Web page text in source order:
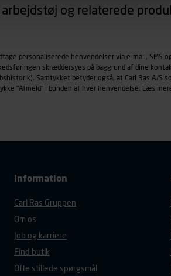
af vores platforme (hjemmeside og
browsertype, søgeord, IP-
der anvendes.
arbejdstøj og relaterede
personaliserede henvendelser via e-mail, SMS
skræddersyes på baggrund af dine
Samtykket betyder også, at Carl Ras A/S
"Afmeld" i bunden af hver henvendelse. Læs
Information
Carl Ras Gruppen
Om os
Job og karriere
Find butik
Ofte stillede spørgsmål